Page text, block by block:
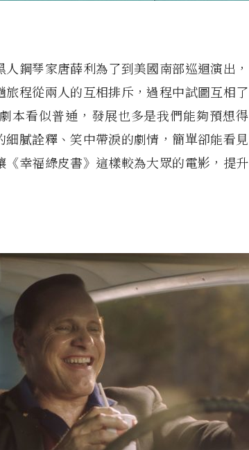
鋼琴家唐薛利為了到美國南部巡迴演出，
程從兩人的互相排斥，過程中試圖互相了
本看似普通，發展也多是我們能夠預想得
膩詮釋、笑中帶淚的劇情，簡單卻能看見
幸福綠皮書》這樣較為大眾的電影，提升